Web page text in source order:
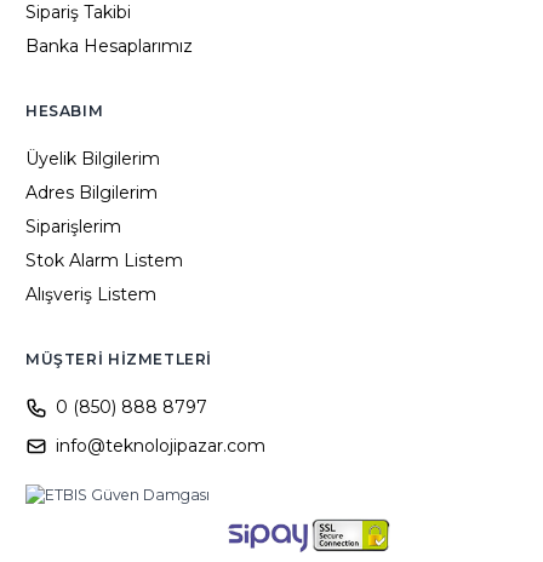
Sipariş Takibi
Banka Hesaplarımız
HESABIM
Üyelik Bilgilerim
Adres Bilgilerim
Siparişlerim
Stok Alarm Listem
Alışveriş Listem
MÜŞTERI HIZMETLERI
0 (850) 888 8797
info@teknolojipazar.com